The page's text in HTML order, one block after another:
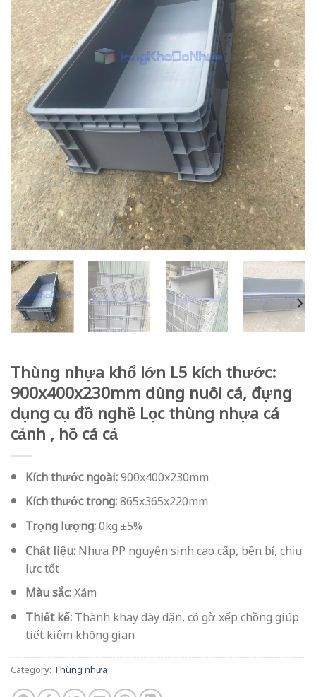
Thùng nhựa khổ lớn L5 kích thước:
900x400x230mm dùng nuôi cá, đựng
dụng cụ đồ nghề Lọc thùng nhựa cá
cảnh , hồ cá cả
Kích thước ngoài:900x400x230mm
Kích thước trong:865x365x220mm
Trọng lượng:0kg ±5%
Chất liệu:Nhựa PP nguyên sinh cao cấp, bền bỉ, chịu
lực tốt
Màu sắc:Xám
Thiết kế:Thành khay dày dặn, có gờ xếp chồng giúp
tiết kiệm không gian
Category: Thùng nhựa